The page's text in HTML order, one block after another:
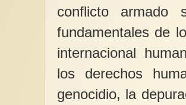
conflicto armado
fundamentales de
internacional
los derechos
genocidio, la